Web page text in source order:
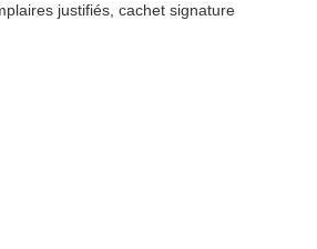
justifiés, cachet signature